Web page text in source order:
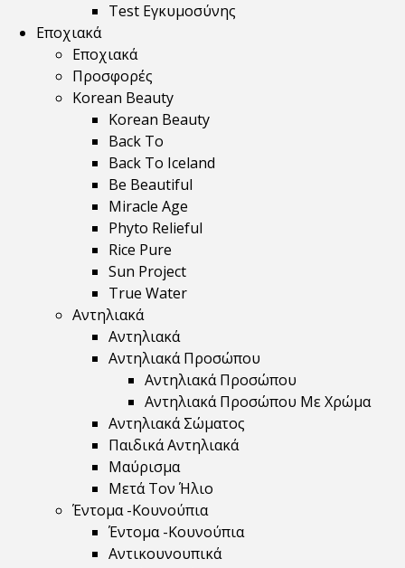
Test Εγκυμοσύνης
Εποχιακά
Εποχιακά
Προσφορές
Korean Beauty
Korean Beauty
Back To
Back To Iceland
Be Beautiful
Miracle Age
Phyto Relieful
Rice Pure
Sun Project
True Water
Αντηλιακά
Αντηλιακά
Αντηλιακά Προσώπου
Αντηλιακά Προσώπου
Αντηλιακά Προσώπου Με Χρώμα
Αντηλιακά Σώματος
Παιδικά Αντηλιακά
Μαύρισμα
Mετά Τον Ήλιο
Έντομα -Κουνούπια
Έντομα -Κουνούπια
Αντικουνουπικά